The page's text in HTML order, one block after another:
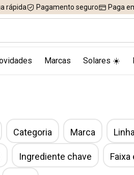
rápida Pagamento seguro Paga
Marcas Solares ☀️
Categoria Marca Linha
Ingrediente chave